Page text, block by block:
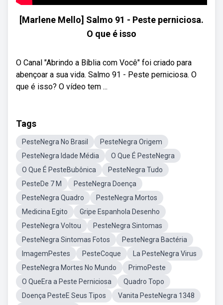
[Marlene Mello] Salmo 91 - Peste perniciosa.
O que é isso
O Canal "Abrindo a Bíblia com Você" foi criado para
abençoar a sua vida. Salmo 91 - Peste perniciosa. O
que é isso? O vídeo tem ...
Tags
PesteNegra No Brasil
PesteNegra Origem
PesteNegra Idade Média
O Que É PesteNegra
O Que É PesteBubônica
PesteNegra Tudo
PesteDe 7 M
PesteNegra Doença
PesteNegra Quadro
PesteNegra Mortos
Medicina Egito
Gripe Espanhola Desenho
PesteNegra Voltou
PesteNegra Sintomas
PesteNegra Sintomas Fotos
PesteNegra Bactéria
ImagemPestes
PesteCoque
La PesteNegra Virus
PesteNegra Mortes No Mundo
PrimoPeste
O QueEra a Peste Perniciosa
Quadro Topo
Doença PesteE Seus Tipos
Vanita PesteNegra 1348